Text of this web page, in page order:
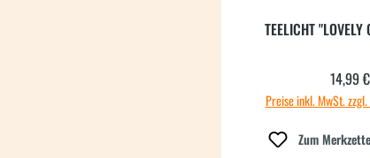
TEELICHT
14,99 €
Preise inkl. MwSt.
Zum